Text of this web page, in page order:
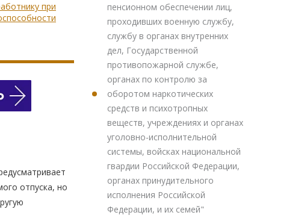
при
отпуска, но
пенсионном обеспечении лиц,
проходивших военную службу,
службу в органах внутренних
дел, Государственной
противопожарной службе,
органах по контролю за
оборотом наркотических
средств и психотропных
веществ, учреждениях и органах
уголовно-исполнительной
системы, войсках национальной
гвардии Российской Федерации,
органах принудительного
исполнения Российской
Федерации, и их семей"